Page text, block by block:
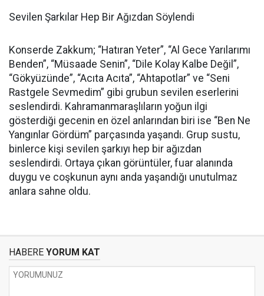
Sevilen Şarkılar Hep Bir Ağızdan Söylendi
Konserde Zakkum; “Hatıran Yeter”, “Al Gece Yarılarımı
Benden”, “Müsaade Senin”, “Dile Kolay Kalbe Değil”,
“Gökyüzünde”, “Acıta Acıta”, “Ahtapotlar” ve “Seni
Rastgele Sevmedim” gibi grubun sevilen eserlerini
seslendirdi. Kahramanmaraşlıların yoğun ilgi
gösterdiği gecenin en özel anlarından biri ise “Ben Ne
Yangınlar Gördüm” parçasında yaşandı. Grup sustu,
binlerce kişi sevilen şarkıyı hep bir ağızdan
seslendirdi. Ortaya çıkan görüntüler, fuar alanında
duygu ve coşkunun aynı anda yaşandığı unutulmaz
anlara sahne oldu.
HABERE YORUM KAT